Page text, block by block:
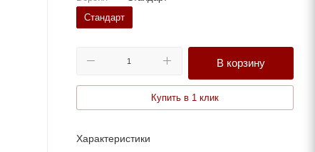
Стандарт
В корзину
Купить в 1 клик
Характеристики